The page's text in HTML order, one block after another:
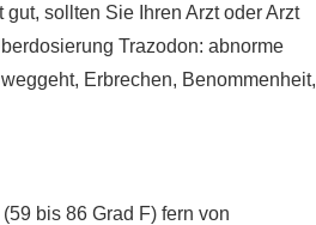
sollten Sie Ihren Arzt oder Arzt
Trazodon: abnorme
Erbrechen, Benommenheit,
bis 86 Grad F) fern von